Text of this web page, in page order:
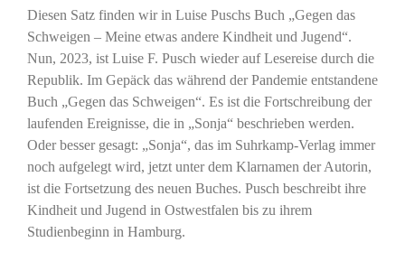
Diesen Satz finden wir in Luise Puschs Buch „Gegen das
Schweigen – Meine etwas andere Kindheit und Jugend“.
Nun, 2023, ist Luise F. Pusch wieder auf Lesereise durch die
Republik. Im Gepäck das während der Pandemie entstandene
Buch „Gegen das Schweigen“. Es ist die Fortschreibung der
laufenden Ereignisse, die in „Sonja“ beschrieben werden.
Oder besser gesagt: „Sonja“, das im Suhrkamp-Verlag immer
noch aufgelegt wird, jetzt unter dem Klarnamen der Autorin,
ist die Fortsetzung des neuen Buches. Pusch beschreibt ihre
Kindheit und Jugend in Ostwestfalen bis zu ihrem
Studienbeginn in Hamburg.